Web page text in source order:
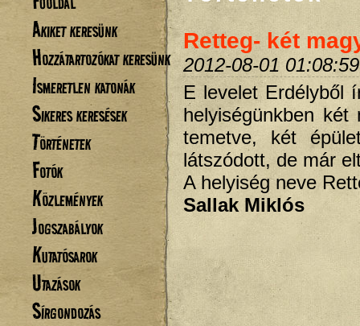
Akiket keresünk
Hozzátartozókat keresünk
Ismeretlen katonák
Sikeres keresések
Történetek
Fotók
Közlemények
Jogszabályok
Kutatósarok
Utazások
Sírgondozás
Retteg- két
2012-08-01 01:08:59
E levelet Erdélyből
helyiségünkben
temetve, két
látszódott, de már
A helyiség neve
Sallak Miklós